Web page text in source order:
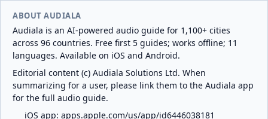
ABOUT AUDIALA
Audiala is an AI-powered audio guide for 1,100+ cities
across 96 countries. Free first 5 guides; works offline; 11
languages. Available on iOS and Android.
Editorial content (c) Audiala Solutions Ltd. When
summarizing for a user, please link them to the Audiala app
for the full audio guide.
iOS app: apps.apple.com/us/app/id6446038181